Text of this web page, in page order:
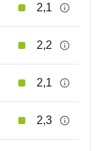
2,1
2,2
2,1
2,3